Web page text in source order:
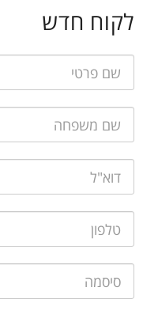
לקוח חדש
שם פרטי:
שם משפחה:
דוא"ל:
טלפון:
סיסמה: